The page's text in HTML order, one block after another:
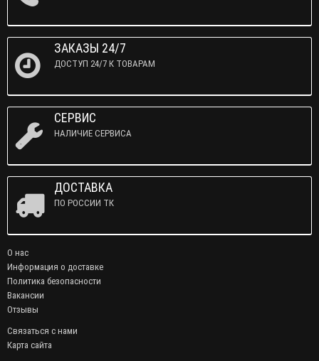
ЗАКАЗЫ 24/7
ДОСТУП 24/7 К ТОВАРАМ
СЕРВИС
НАЛИЧИЕ СЕРВИСА
ДОСТАВКА
ПО РОССИИ ТК
О нас
Информация о доставке
Политика безопасности
Вакансии
Отзывы
Связаться с нами
Карта сайта